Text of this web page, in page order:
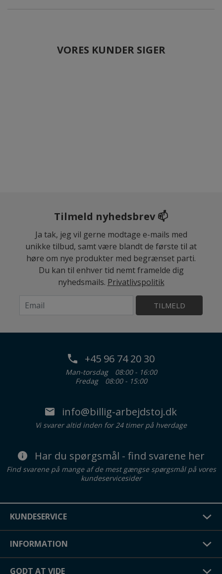
VORES KUNDER SIGER
Tilmeld nyhedsbrev 📫
Ja tak, jeg vil gerne modtage e-mails med
unikke tilbud, samt være blandt de første til at
høre om nye produkter med begrænset parti.
Du kan til enhver tid nemt framelde dig
nyhedsmails. Privatlivspolitik
TILMELD
+45 96 74 20 30
Man-torsdag
08:00 - 16:00
Fredag
08:00 - 15:00
info@billig-arbejdstoj.dk
Vi svarer altid inden for 24 timer på hverdage
Har du spørgsmål - find svarene her
Find svarene på mange af de mest gængse spørgsmål på vores
kundeservicesider
KUNDESERVICE
INFORMATION
GODT AT VIDE